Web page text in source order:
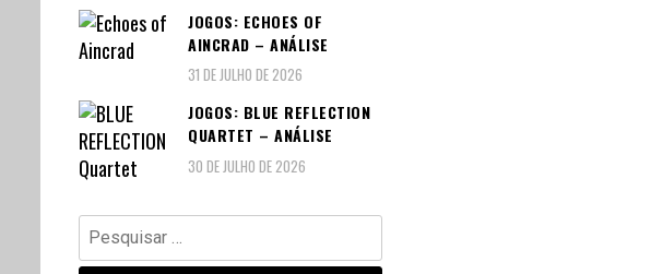
JOGOS: ECHOES OF
AINCRAD – ANÁLISE
31 DE JULHO DE 2026
JOGOS: BLUE REFLECTION
QUARTET – ANÁLISE
30 DE JULHO DE 2026
Pesquisar
por: